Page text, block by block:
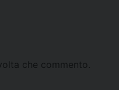
che commento.